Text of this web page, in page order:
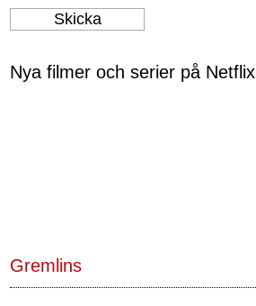
Nya filmer och serier på Netflix
Gremlins